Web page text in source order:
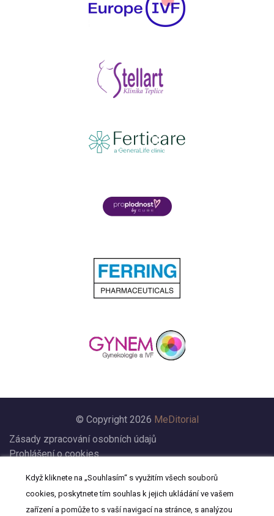
© Copyright 2026 MeDitorial
Zásady zpracování osobních údajů
Prohlášení o cookies
Prohlášení
Kontakt
Když kliknete na „Souhlasím“ s využitím všech souborů
cookies, poskytnete tím souhlas k jejich ukládání ve vašem
zařízení a pomůže to s vaší navigací na stránce, s analýzou